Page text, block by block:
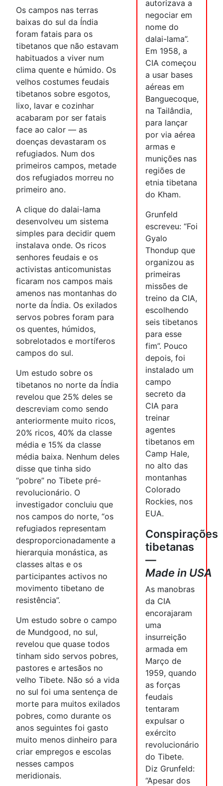
autorizava a
negociar em
nome do
dalai-lama”.
Em 1958, a
CIA começou
a usar bases
aéreas em
Banguecoque,
na Tailândia,
para lançar
por via aérea
armas e
munições nas
regiões de
etnia tibetana
do Kham.
Grunfeld
escreveu: “Foi
Gyalo
Thondup que
organizou as
primeiras
missões de
treino da CIA,
escolhendo
seis tibetanos
para esse
fim”. Pouco
depois, foi
instalado um
campo
secreto da
CIA para
treinar
agentes
tibetanos em
Camp Hale,
no alto das
montanhas
Colorado
Rockies, nos
EUA.
Conspirações
tibetanas
—
Made in USA
As manobras
da CIA
encorajaram
uma
insurreição
armada em
Março de
1959, quando
as forças
feudais
tentaram
expulsar o
exército
revolucionário
do Tibete.
Diz Grunfeld:
“Apesar dos
Os campos nas terras
baixas do sul da Índia
foram fatais para os
tibetanos que não estavam
habituados a viver num
clima quente e húmido. Os
velhos costumes feudais
tibetanos sobre esgotos,
lixo, lavar e cozinhar
acabaram por ser fatais
face ao calor — as
doenças devastaram os
refugiados. Num dos
primeiros campos, metade
dos refugiados morreu no
primeiro ano.
A clique do dalai-lama
desenvolveu um sistema
simples para decidir quem
instalava onde. Os ricos
senhores feudais e os
activistas anticomunistas
ficaram nos campos mais
amenos nas montanhas do
norte da Índia. Os exilados
servos pobres foram para
os quentes, húmidos,
sobrelotados e mortíferos
campos do sul.
Um estudo sobre os
tibetanos no norte da Índia
revelou que 25% deles se
descreviam como sendo
anteriormente muito ricos,
20% ricos, 40% da classe
média e 15% da classe
média baixa. Nenhum deles
disse que tinha sido
“pobre” no Tibete pré-
revolucionário. O
investigador concluiu que
nos campos do norte, “os
refugiados representam
desproporcionadamente a
hierarquia monástica, as
classes altas e os
participantes activos no
movimento tibetano de
resistência”.
Um estudo sobre o campo
de Mundgood, no sul,
revelou que quase todos
tinham sido servos pobres,
pastores e artesãos no
velho Tibete. Não só a vida
no sul foi uma sentença de
morte para muitos exilados
pobres, como durante os
anos seguintes foi gasto
muito menos dinheiro para
criar empregos e escolas
nesses campos
meridionais.